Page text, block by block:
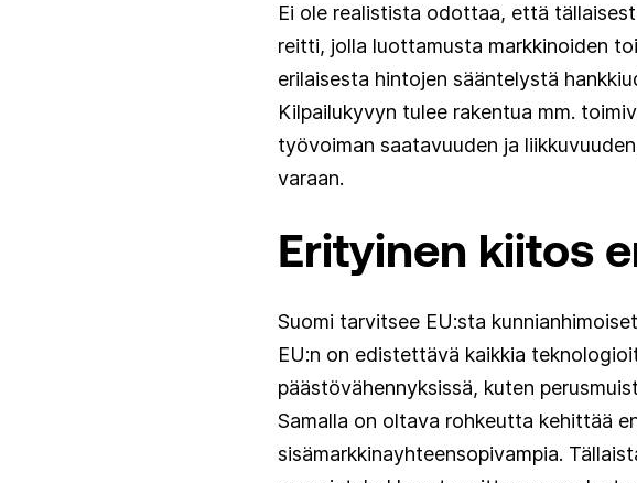
Ei ole realistista odottaa, että
reitti, jolla luottamusta markkinoiden
erilaisesta hintojen sääntelystä
Kilpailukyvyn tulee rakentua mm.
työvoiman saatavuuden ja
varaan.
Erityinen kiitos
Suomi tarvitsee EU:sta
EU:n on edistettävä kaikkia
päästövähennyksissä, kuten
Samalla on oltava rohkeutta kehittää
sisämarkkinayhteensopivampia.